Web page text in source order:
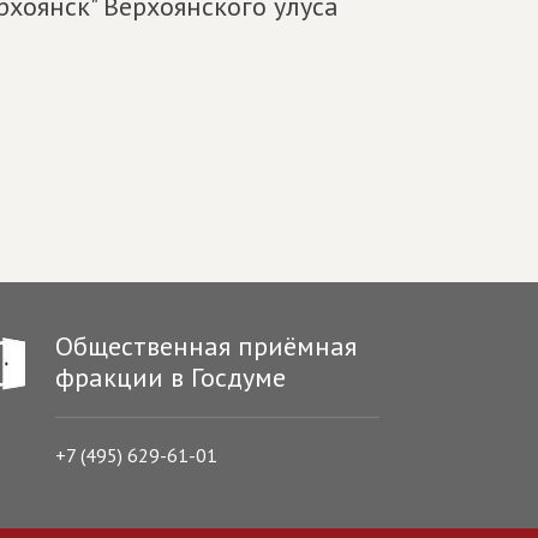
Общественная приёмная
фракции в Госдуме
+7 (495) 629-61-01